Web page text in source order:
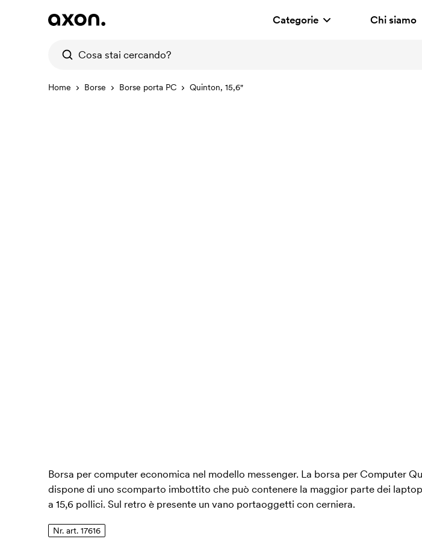
Categorie Chi siamo
Home Borse Borse porta PC
Quinton, 15,6"
Borsa per computer economica nel modello messenger. La borsa per Computer
dispone di uno scomparto imbottito che può contenere la maggior parte dei
a 15,6 pollici. Sul retro è presente un vano portaoggetti con cerniera.
Nr. art. 17616